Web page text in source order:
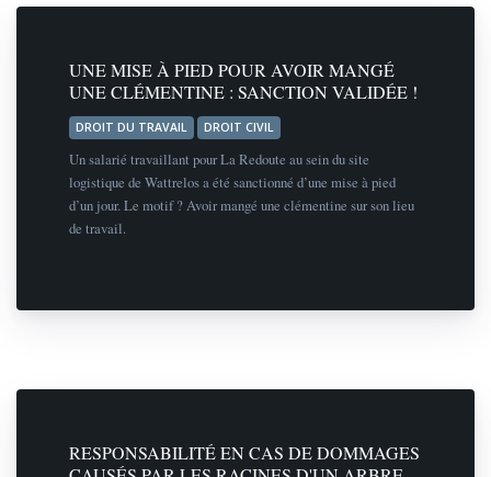
UNE MISE À PIED POUR AVOIR MANGÉ
UNE CLÉMENTINE : SANCTION VALIDÉE !
DROIT DU TRAVAIL DROIT CIVIL
Un salarié travaillant pour La Redoute au sein du site
logistique de Wattrelos a été sanctionné d’une mise à pied
d’un jour. Le motif ? Avoir mangé une clémentine sur son lieu
de travail.
RESPONSABILITÉ EN CAS DE DOMMAGES